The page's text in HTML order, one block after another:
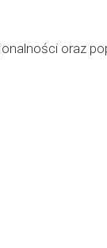
oraz